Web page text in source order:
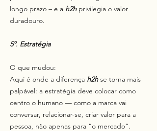
longo prazo – e a h2hprivilegia o valor
duradouro.
5º. Estratégia
O que mudou:
Aqui é onde a diferença h2hse torna mais
palpável: a estratégia deve colocar como
centro o humano — como a marca vai
conversar, relacionar-se, criar valor para a
pessoa, não apenas para “o mercado”.